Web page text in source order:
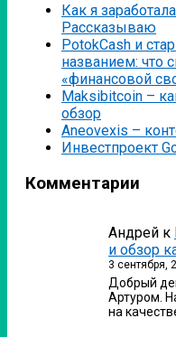
Как я
Рассказываю
PotokCash и
названием: что
«финансовой
Мaksibitcoin –
обзор
Аneovexis –
Инвестпроект
Комментарии
Андрей к
и обзор
3 сентября,
Добрый
Артуром.
на